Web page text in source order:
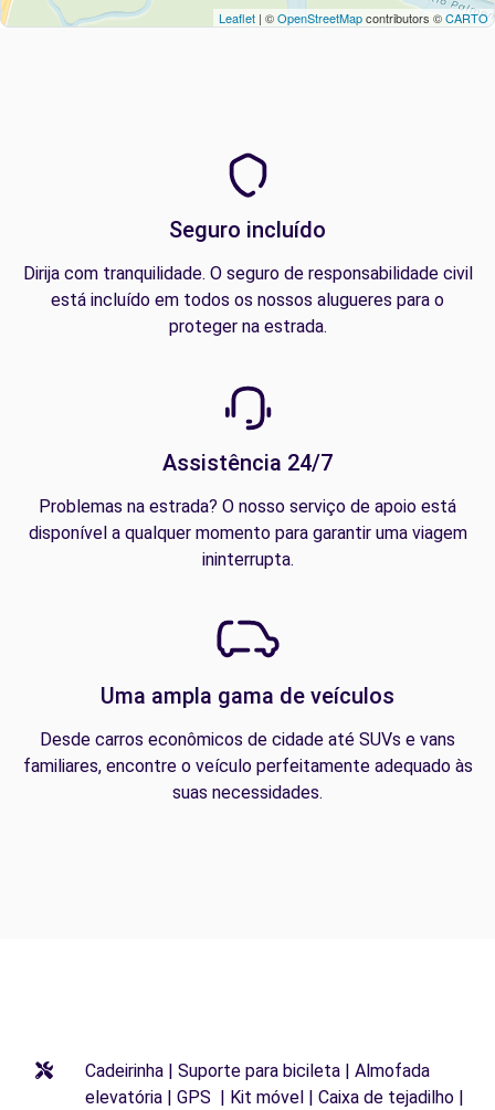
Leaflet | ©OpenStreetMapcontributors ©CARTO
Seguro incluído
Dirija com tranquilidade. O seguro de responsabilidade civil
está incluído em todos os nossos alugueres para o
proteger na estrada.
Assistência 24/7
Problemas na estrada? O nosso serviço de apoio está
disponível a qualquer momento para garantir uma viagem
ininterrupta.
Uma ampla gama de veículos
Desde carros econômicos de cidade até SUVs e vans
familiares, encontre o veículo perfeitamente adequado às
suas necessidades.
Cadeirinha | Suporte para bicileta | Almofada
elevatória | GPS | Kit móvel | Caixa de tejadilho |